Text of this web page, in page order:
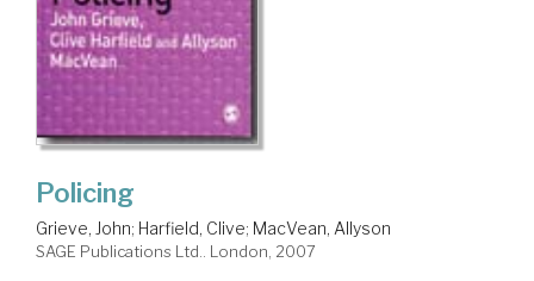
Policing
Grieve, John; Harfield, Clive; MacVean, Allyson
SAGE Publications Ltd.. London, 2007